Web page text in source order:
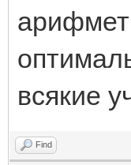
всякие
Find